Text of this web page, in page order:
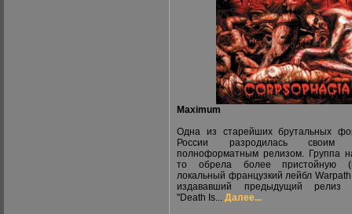
Maximum
Одна из старейших брутальных
России разродилась своим
полноформатным релизом. Группа
то обрела более пристойную
локальный французкий лейбл
издававший предыдущий релиз
"Death Is... Далее...